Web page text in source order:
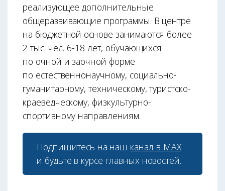
реализующее дополнительные
общеразвивающие программы. В центре
на бюджетной основе занимаются более
2 тыс. чел. 6-18 лет, обучающихся
по очной и заочной форме
по естественнонаучному, социально-
гуманитарному, техническому, туристско-
краеведческому, физкультурно-
спортивному направлениям.
Подпишитесь на наш канал в МАХ
и будьте в курсе главных новостей.